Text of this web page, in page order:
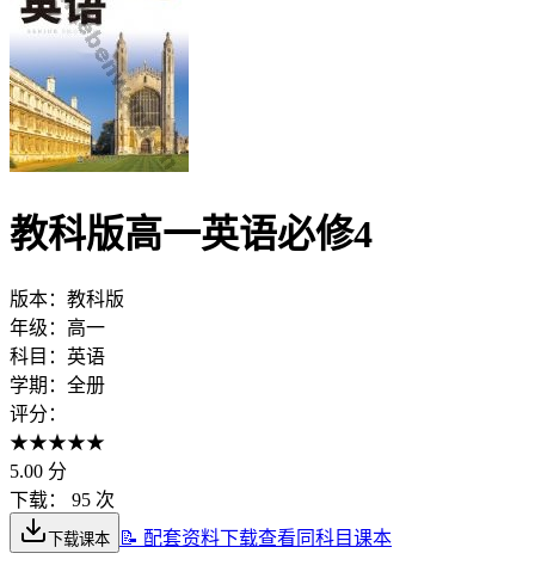
教科版高一英语必修4
版本： 教科版
年级： 高一
科目： 英语
学期： 全册
评分：
★★★★★
5.00 分
下载：
95 次
下载课本 📝 配套资料下载查看同科目课本